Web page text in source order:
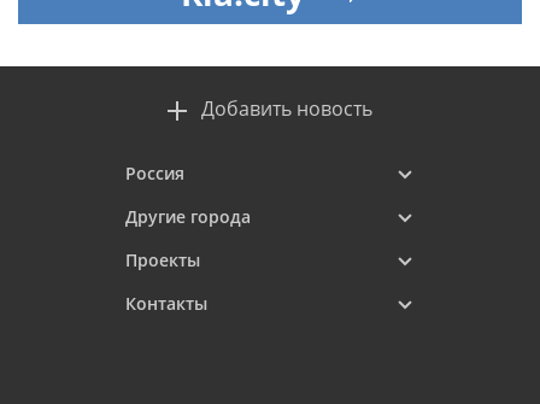
Добавить новость
Россия
Другие города
Проекты
Контакты